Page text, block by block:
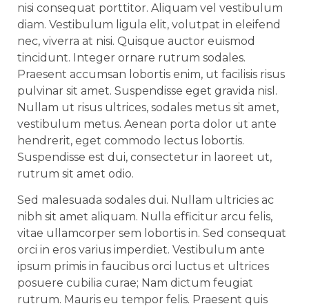
nisi consequat porttitor. Aliquam vel vestibulum
diam. Vestibulum ligula elit, volutpat in eleifend
nec, viverra at nisi. Quisque auctor euismod
tincidunt. Integer ornare rutrum sodales.
Praesent accumsan lobortis enim, ut facilisis risus
pulvinar sit amet. Suspendisse eget gravida nisl.
Nullam ut risus ultrices, sodales metus sit amet,
vestibulum metus. Aenean porta dolor ut ante
hendrerit, eget commodo lectus lobortis.
Suspendisse est dui, consectetur in laoreet ut,
rutrum sit amet odio.
Sed malesuada sodales dui. Nullam ultricies ac
nibh sit amet aliquam. Nulla efficitur arcu felis,
vitae ullamcorper sem lobortis in. Sed consequat
orci in eros varius imperdiet. Vestibulum ante
ipsum primis in faucibus orci luctus et ultrices
posuere cubilia curae; Nam dictum feugiat
rutrum. Mauris eu tempor felis. Praesent quis